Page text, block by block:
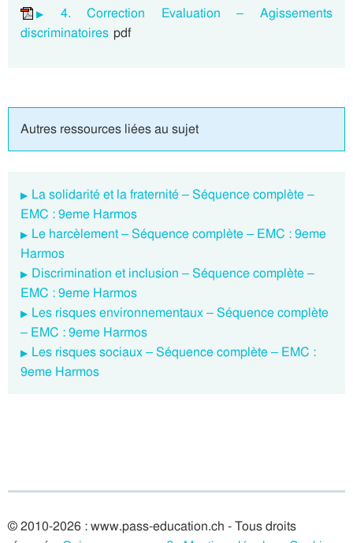
4. Correction Evaluation – Agissements
discriminatoires pdf
Autres ressources liées au sujet
La solidarité et la fraternité – Séquence complète –
EMC : 9eme Harmos
Le harcèlement – Séquence complète – EMC : 9eme
Harmos
Discrimination et inclusion – Séquence complète –
EMC : 9eme Harmos
Les risques environnementaux – Séquence complète
– EMC : 9eme Harmos
Les risques sociaux – Séquence complète – EMC :
9eme Harmos
© 2010-2026 : www.pass-education.ch - Tous droits